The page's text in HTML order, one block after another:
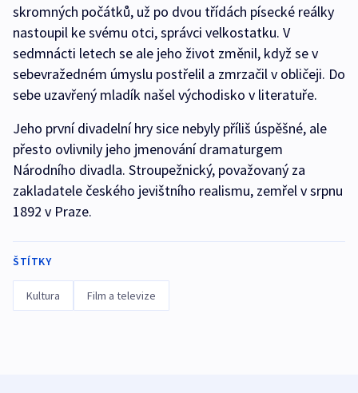
skromných počátků, už po dvou třídách písecké reálky
nastoupil ke svému otci, správci velkostatku. V
sedmnácti letech se ale jeho život změnil, když se v
sebevražedném úmyslu postřelil a zmrzačil v obličeji. Do
sebe uzavřený mladík našel východisko v literatuře.
Jeho první divadelní hry sice nebyly příliš úspěšné, ale
přesto ovlivnily jeho jmenování dramaturgem
Národního divadla. Stroupežnický, považovaný za
zakladatele českého jevištního realismu, zemřel v srpnu
1892 v Praze.
ŠTÍTKY
Kultura Film a televize